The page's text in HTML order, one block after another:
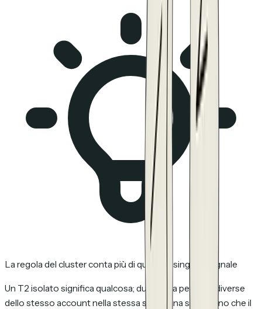
La regola del cluster conta più di qualsiasi singolo segnale
Un T2 isolato significa qualcosa; due T2 da persone diverse
dello stesso account nella stessa settimana significano che il